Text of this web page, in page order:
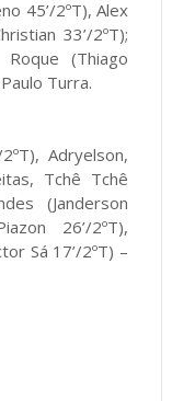
45’/2ºT), Alex
33’/2ºT);
Roque (Thiago
Turra.
Adryelson,
Tchê Tchê
(Janderson
26’/2ºT),
Sá 17’/2ºT) –